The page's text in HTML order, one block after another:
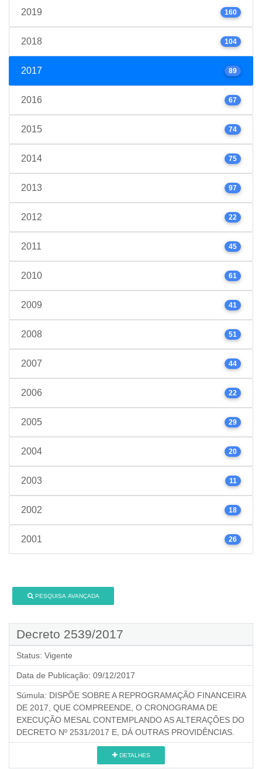
2019 160
2018 104
2017 89
2016 67
2015 74
2014 75
2013 97
2012 22
2011 45
2010 61
2009 41
2008 51
2007 44
2006 22
2005 29
2004 20
2003 11
2002 18
2001 26
PESQUISA AVANÇADA
Decreto 2539/2017
Status: Vigente
Data de Publicação: 09/12/2017
Súmula: DISPÕE SOBRE A REPROGRAMAÇÃO FINANCEIRA
DE 2017, QUE COMPREENDE, O CRONOGRAMA DE
EXECUÇÃO MESAL CONTEMPLANDO AS ALTERAÇÕES DO
DECRETO Nº 2531/2017 E, DÁ OUTRAS PROVIDÊNCIAS.
DETALHES